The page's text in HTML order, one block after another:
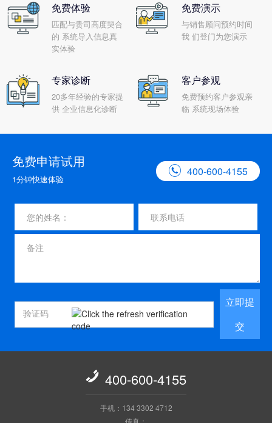
免费体验
匹配与贵司高度契合
的 系统导入信息真
实体验
免费演示
与销售顾问预约时间
我 们登门为您演示
专家诊断
20多年经验的专家提
供 企业信息化诊断
客户参观
免费预约客户参观亲
临 系统现场体验
免费申请试用
1分钟快速体验
 400-600-4155
立即提
交
 400-600-4155
手机：134 3302 4712